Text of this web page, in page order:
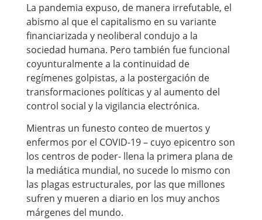
La pandemia expuso, de manera irrefutable, el
abismo al que el capitalismo en su variante
financiarizada y neoliberal condujo a la
sociedad humana. Pero también fue funcional
coyunturalmente a la continuidad de
regímenes golpistas, a la postergación de
transformaciones políticas y al aumento del
control social y la vigilancia electrónica.
Mientras un funesto conteo de muertos y
enfermos por el COVID-19 – cuyo epicentro son
los centros de poder- llena la primera plana de
la mediática mundial, no sucede lo mismo con
las plagas estructurales, por las que millones
sufren y mueren a diario en los muy anchos
márgenes del mundo.